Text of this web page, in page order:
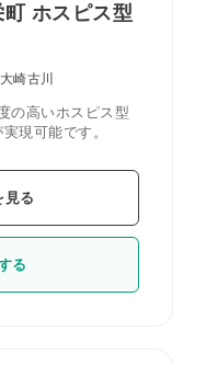
町 ホスピス型
崎古川
の高いホスピス型
現可能です。
見る
る